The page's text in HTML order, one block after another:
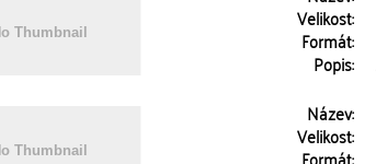
Velikost:
Formát:
Popis:
Název:
Velikost: